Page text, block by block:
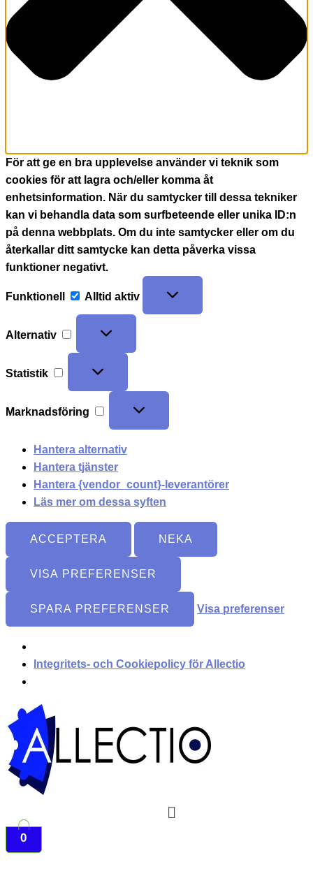
För att ge en bra upplevelse använder vi teknik som
cookies för att lagra och/eller komma åt
enhetsinformation. När du samtycker till dessa tekniker
kan vi behandla data som surfbeteende eller unika ID:n
på denna webbplats. Om du inte samtycker eller om du
återkallar ditt samtycke kan detta påverka vissa
funktioner negativt.
Funktionell Alltid aktiv
Alternativ
Statistik
Marknadsföring
Hantera alternativ
Hantera tjänster
Hantera {vendor_count}-leverantörer
Läs mer om dessa syften
ACCEPTERA NEKA
VISA PREFERENSER
SPARA PREFERENSER Visa preferenser
Integritets- och Cookiepolicy för Allectio
Meny
0